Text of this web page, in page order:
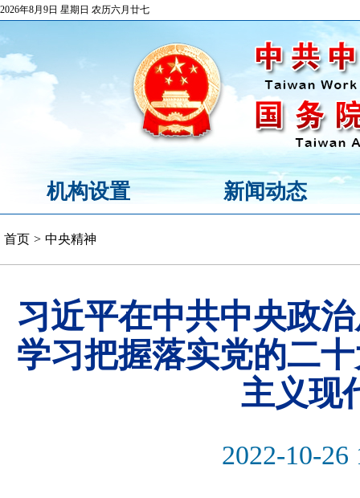
2026年8月9日 星期日 农历六月廿七
机构设置 新闻动态
首页 > 中央精神
习近平在中共中央政
学习把握落实党的二
主义现
2022-10-26